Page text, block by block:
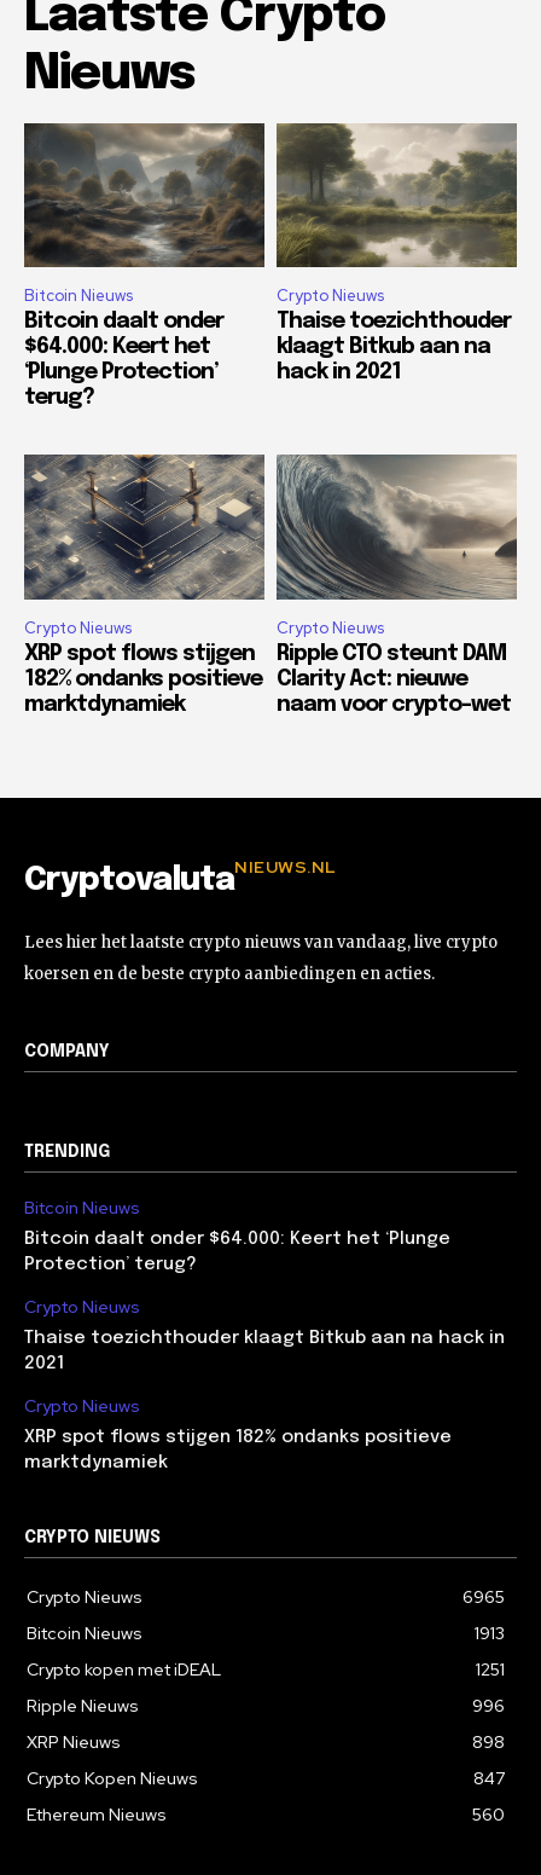
Laatste Crypto
Nieuws
Bitcoin Nieuws
Bitcoin daalt onder
$64.000: Keert het
‘Plunge Protection’
terug?
Crypto Nieuws
Thaise toezichthouder
klaagt Bitkub aan na
hack in 2021
Crypto Nieuws
XRP spot flows stijgen
182% ondanks positieve
marktdynamiek
Crypto Nieuws
Ripple CTO steunt DAM
Clarity Act: nieuwe
naam voor crypto-wet
CryptovalutaNIEUWS.NL
Lees hier het laatste crypto nieuws van vandaag, live crypto
koersen en de beste crypto aanbiedingen en acties.
COMPANY
TRENDING
Bitcoin Nieuws
Bitcoin daalt onder $64.000: Keert het ‘Plunge
Protection’ terug?
Crypto Nieuws
Thaise toezichthouder klaagt Bitkub aan na hack in
2021
Crypto Nieuws
XRP spot flows stijgen 182% ondanks positieve
marktdynamiek
CRYPTO NIEUWS
Crypto Nieuws
6965
Bitcoin Nieuws
1913
Crypto kopen met iDEAL
1251
Ripple Nieuws
996
XRP Nieuws
898
Crypto Kopen Nieuws
847
Ethereum Nieuws
560